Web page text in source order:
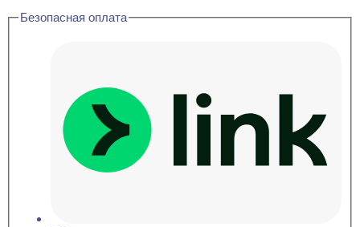
Карниз
Безопасная оплата